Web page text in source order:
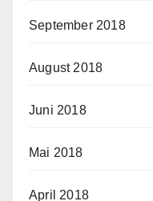
September 2018
August 2018
Juni 2018
Mai 2018
April 2018